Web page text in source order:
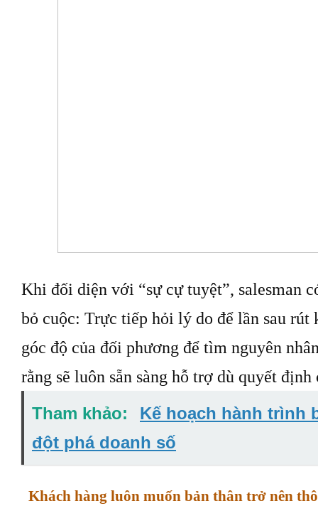
Khi đối diện với “sự cự tuyệt”, salesman
bỏ cuộc: Trực tiếp hỏi lý do để lần sau
góc độ của đối phương để tìm nguyên
rằng sẽ luôn sẵn sàng hỗ trợ dù quyết
Tham khảo:
Kế hoạch hành trình
đột phá doanh số
Khách hàng luôn muốn bản thân trở nên